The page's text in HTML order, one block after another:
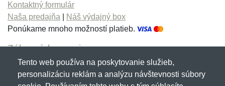
Kontaktný formulár
Naša predajňa
Náš výdajný box
Ponúkame mnoho možností platieb.
Zákaznícky servis
Novinky emailom
Tento web používa na poskytovanie služieb,
personalizáciu reklám a analýzu návštevnosti súbory